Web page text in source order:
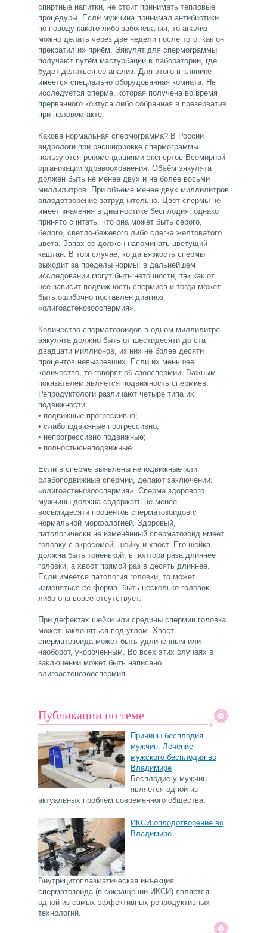
спиртные напитки, не стоит принимать тепловые
процедуры. Если мужчина принимал антибиотики
по поводу какого-либо заболевания, то анализ
можно делать через две недели после того, как он
прекратил их приём. Эякулят для спермограммы
получают путём мастурбации в лаборатории, где
будет делаться её анализ. Для этого в клинике
имеется специально оборудованная комната. Не
исследуется сперма, которая получена во время
прерванного коитуса либо собранная в презерватив
при половом акте.
Какова нормальная спермограмма? В России
андрологи при расшифровке спермограммы
пользуются рекомендациями экспертов Всемирной
организации здравоохранения. Объём эякулята
должен быть не менее двух и не более восьми
миллилитров. При объёме менее двух миллилитров
оплодотворение затруднительно. Цвет спермы не
имеет значения в диагностике бесплодия, однако
принято считать, что она может быть серого,
белого, светло-бежевого либо слегка желтоватого
цвета. Запах её должен напоминать цветущий
каштан. В том случае, когда вязкость спермы
выходит за пределы нормы, в дальнейшем
исследовании могут быть неточности, так как от
неё зависит подвижность спермиев и тогда может
быть ошибочно поставлен диагноз:
«олигоастенозооспермия».
Количество сперматозоидов в одном миллилитре
эякулята должно быть от шестидесяти до ста
двадцати миллионов, из них не более десяти
процентов невызревших. Если их меньшее
количество, то говорят об азооспермии. Важным
показателем является подвижность спермиев.
Репродуктологи различают четыре типа их
подвижности:
• подвижные прогрессивно;
• слабоподвижные прогрессивно;
• непрогрессивно подвижные;
• полностьюнеподвижные.
Если в сперме выявлены неподвижные или
слабоподвижные спермии, делают заключении:
«олигоастенозооспермия». Сперма здорового
мужчины должна содержать не менее
восьмидесяти процентов сперматозоидов с
нормальной морфологией. Здоровый,
патологически не изменённый сперматозоид имеет
головку с акросомой, шейку и хвост. Его шейка
должна быть тоненькой, в полтора раза длиннее
головки, а хвост прямой раз в десять длиннее.
Если имеется патология головки, то может
изменяться её форма, быть несколько головок,
либо она вовсе отсутствует.
При дефектах шейки или средины спермии головка
может наклоняться под углом. Хвост
сперматозоида может быть удлинённым или
наоборот, укороченным. Во всех этих случаях в
заключении может быть написано
олигоастенозооспермия.
Публикации по теме
Причины бесплодия
мужчин. Лечение
мужского бесплодия во
Владимире
Бесплодие у мужчин
является одной из
актуальных проблем современного общества.
ИКСИ оплодотворение во
Владимире
Внутрицитоплазматическая инъекция
сперматозоида (в сокращении ИКСИ) является
одной из самых эффективных репродуктивных
технологий.